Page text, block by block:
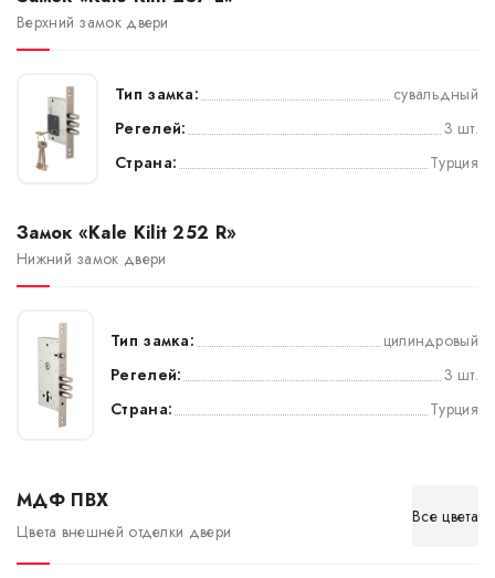
Верхний замок двери
Тип замка:
сувальдный
Регелей:
3 шт.
Страна:
Турция
Замок «Kale Kilit 252 R»
Нижний замок двери
Тип замка:
цилиндровый
Регелей:
3 шт.
Страна:
Турция
МДФ ПВХ
Цвета внешней отделки двери
Все цвета